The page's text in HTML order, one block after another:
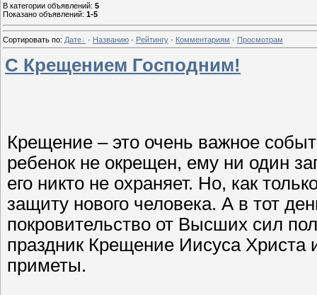
В категории объявлений: 5
Показано объявлений: 1-5
Сортировать по: Дате · Названию · Рейтингу · Комментариям · Просмотрам
С Крещением Господним!
Крещение – это очень важное
ребенок не окрещен, ему ни один
его никто не охраняет. Но, как
защиту нового человека. А в тот
покровительство от Высших сил
праздник Крещение Иисуса Христа
приметы.